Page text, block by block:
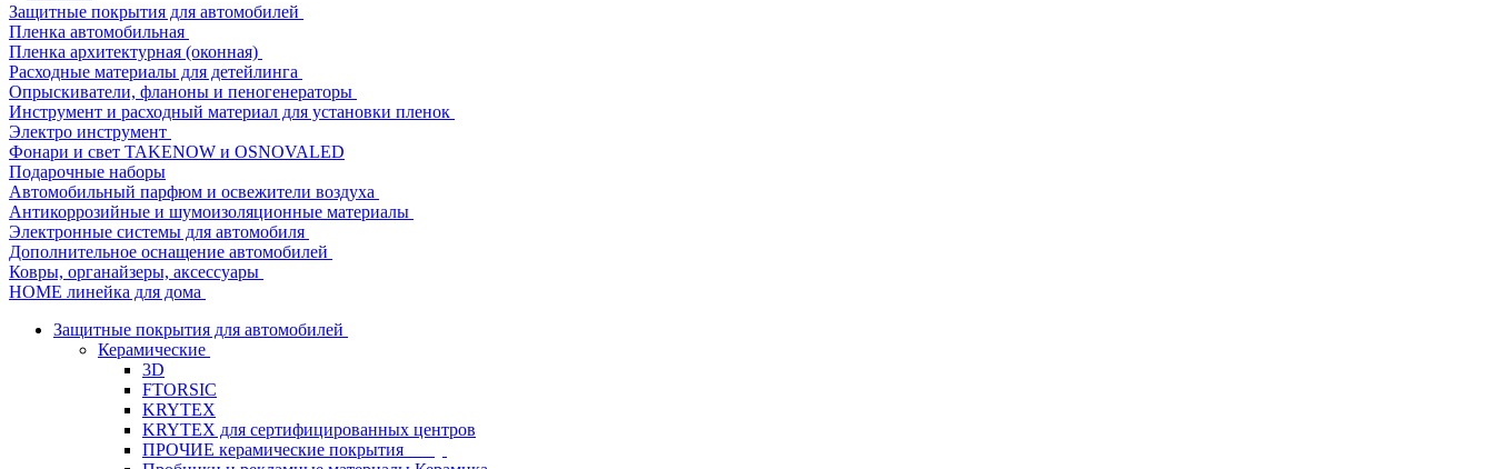
Защитные покрытия для автомобилей
Пленка автомобильная
Пленка архитектурная (оконная)
Расходные материалы для детейлинга
Опрыскиватели, фланоны и пеногенераторы
Инструмент и расходный материал для установки пленок
Электро инструмент
Фонари и свет TAKENOW и OSNOVALED
Подарочные наборы
Автомобильный парфюм и освежители воздуха
Антикоррозийные и шумоизоляционные материалы
Электронные системы для автомобиля
Дополнительное оснащение автомобилей
Ковры, органайзеры, аксессуары
HOME линейка для дома
Защитные покрытия для автомобилей
Керамические
3D
FTORSIC
KRYTEX
KRYTEX для сертифицированных центров
ПРОЧИЕ керамические покрытия